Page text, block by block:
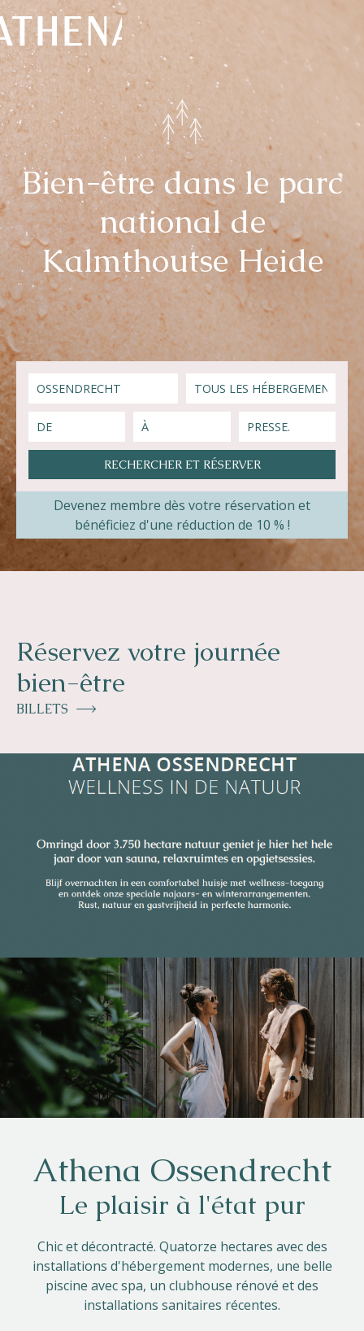
Naturisme
Communauté
Calendrier
Parcs
Ossendrecht
Le Perron
Helios
Contact
Apple App Store
Bien-être dans le parc
national de
Kalmthoutse Heide
Devenez membre dès votre réservation et
bénéficiez d'une réduction de 10 % !
Réservez votre journée
bien-être
BILLETS
Athena Ossendrecht
Le plaisir à l'état pur
Chic et décontracté. Quatorze hectares avec des
installations d'hébergement modernes, une belle
piscine avec spa, un clubhouse rénové et des
installations sanitaires récentes.